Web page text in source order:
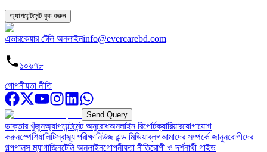
অ্যাপয়েন্টমেন্ট বুক করুন
এভারকেয়ার টেলি অনলাইনinfo@evercarebd.com
১০৬৭৮
গোপনীয়তা নীতি
Send Query
ডাক্তার খুঁজুনঅ্যাপয়েন্টমেন্ট অনুরোধঅনলাইন রিপোর্টক্যারিয়ারযোগাযোগ
করুনস্পেশিয়ালিটিস্বাস্থ্য পরীক্ষানিউজ এন্ড মিডিয়াব্লগআমাদের সম্পর্কে জানুনরোগীদের
গল্পপালস ম্যাগাজিনটেলি অনলাইনগোপনীয়তা নীতিরোগী ও দর্শনার্থী গাইড